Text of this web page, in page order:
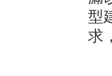
型
求